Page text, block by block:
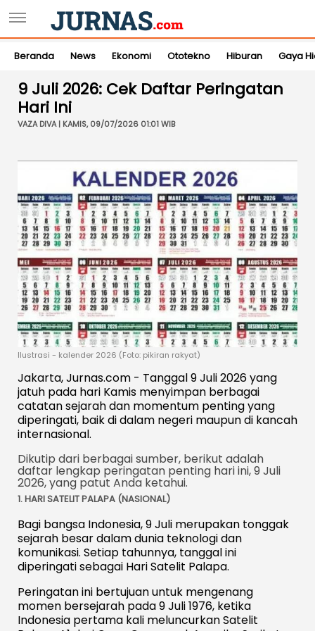
Beranda News Ekonomi Ototekno Hiburan Gaya
9 Juli 2026: Cek Daftar Peringatan
Hari Ini
VAZA DIVA | KAMIS, 09/07/2026 01:01 WIB
Ilustrasi - kalender 2026 (Foto: pikiran rakyat)
Jakarta, Jurnas.com - Tanggal 9 Juli 2026 yang
jatuh pada hari Kamis menyimpan berbagai
catatan sejarah dan momentum penting yang
diperingati, baik di dalam negeri maupun di kancah
internasional.
Dikutip dari berbagai sumber, berikut adalah
daftar lengkap peringatan penting hari ini, 9 Juli
2026, yang patut Anda ketahui.
1. HARI SATELIT PALAPA (NASIONAL)
Bagi bangsa Indonesia, 9 Juli merupakan tonggak
sejarah besar dalam dunia teknologi dan
komunikasi. Setiap tahunnya, tanggal ini
diperingati sebagai Hari Satelit Palapa.
Peringatan ini bertujuan untuk mengenang
momen bersejarah pada 9 Juli 1976, ketika
Indonesia pertama kali meluncurkan Satelit